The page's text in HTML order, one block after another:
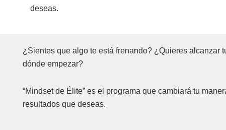
deseas.
¿ Sientes que algo te está frenando? ¿Quieres alcanzar
dónde empezar?
“Mindset de Élite” es el programa que cambiará tu
resultados que deseas.